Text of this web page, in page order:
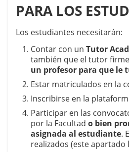
PARA LOS
Los estudiantes necesitarán:
Contar con un Tutor
también que el tutor
un profesor para que le
Estar matriculados en la
Inscribirse en la
Participar en las
por la Facultad o bien
asignada al estudiante.
realizados (este apartado